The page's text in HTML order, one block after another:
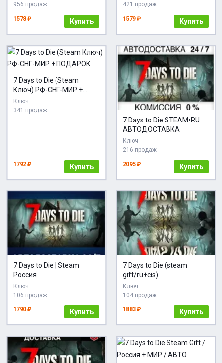
956 продаж
1578 ₽ Купить
421 продаж
1579 ₽ Купить
7 Days to Die (Steam
Ключ) РФ-СНГ-МИР +
ПОДАРОК
Ключ
341 продаж
1792 ₽ Купить
7 Days to Die STEAM•RU
АВТОДОСТАВКА
Ключ
216 продаж
2095 ₽ Купить
7 Days to Die | Steam
Россия
Ключ
106 продаж
1790 ₽ Купить
7 Days to Die (steam
gift/ru+cis)
Ключ
104 продаж
1883 ₽ Купить